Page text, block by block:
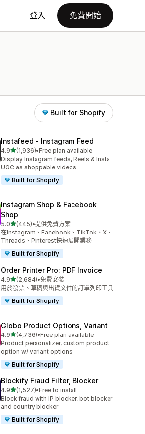
登入 免費開始
Built for Shopify
Instafeed ‑ Instagram Feed
4.9滿分 5 顆星
(1,936)
共有 1936 則評價
•Free plan available
Display Instagram feeds, Reels & Insta
UGC as shoppable videos
Built for Shopify
Instagram Shop & Facebook
Shop
5.0滿分 5 顆星
(445)
共有 445 則評價
•提供免費方案
在Instagram、Facebook、TikTok、X、
Threads、Pinterest快速展開業務
Built for Shopify
Order Printer Pro: PDF Invoice
4.9滿分 5 顆星
(2,684)
共有 2684 則評價
•免費安裝
用於發票、草稿與出貨文件的訂單列印工具
Built for Shopify
Globo Product Options, Variant
4.9滿分 5 顆星
(4,736)
共有 4736 則評價
•Free plan available
Product personalizer, custom product
option w/ variant options
Built for Shopify
Blockify Fraud Filter, Blocker
4.9滿分 5 顆星
(1,527)
共有 1527 則評價
•Free to install
Block fraud with IP blocker, bot blocker
and country blocker
Built for Shopify